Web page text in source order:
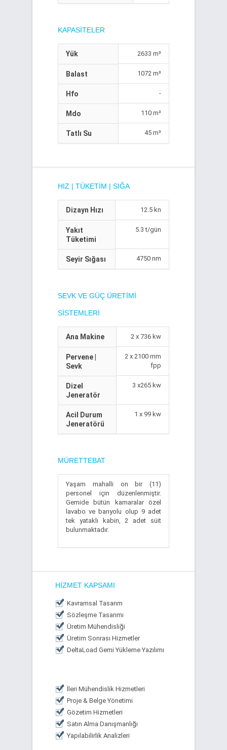
KAPASITELER
Yük 2633 m³
Balast 1072 m³
Hfo -
Mdo 110 m³
Tatlı Su 45 m³
HIZ | TÜKETIM | SIĞA
Dizayn Hızı 12.5 kn
Yakıt
Tüketimi
5.3 t/gün
Seyir Sığası 4750 nm
SEVK VE GÜÇ ÜRETIMI
SISTEMLERI
Ana Makine 2 x 736 kw
Pervene |
Sevk
2 x 2100 mm
fpp
Dizel
Jeneratör
3 x265 kw
Acil Durum
Jeneratörü
1 x 99 kw
MÜRETTEBAT
Yaşam mahalli on bir (11)
personel için düzenlenmiştir.
Gemide bütün kamaralar özel
lavabo ve banyolu olup 9 adet
tek yataklı kabin, 2 adet süit
bulunmaktadır.
HIZMET KAPSAMI
Kavramsal Tasarım
Sözleşme Tasarımı
Üretim Mühendisliği
Üretim Sonrası Hizmetler
DeltaLoad Gemi Yükleme Yazılımı
İleri Mühendislik Hizmetleri
Proje & Belge Yönetimi
Gözetim Hizmetleri
Satın Alma Danışmanlığı
Yapılabilirlik Analizleri